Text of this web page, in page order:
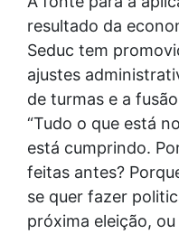
resultado da
Seduc tem
ajustes
de turmas e a
“Tudo o que está
está cumprindo.
feitas antes?
se quer fazer
próxima eleição,